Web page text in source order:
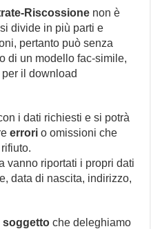
Riscossione non è
divide in più parti e
pertanto può senza
di un modello fac-simile,
il download
i dati richiesti e si potrà
errori o omissioni che
vanno riportati i propri dati
data di nascita, indirizzo,
soggetto che deleghiamo